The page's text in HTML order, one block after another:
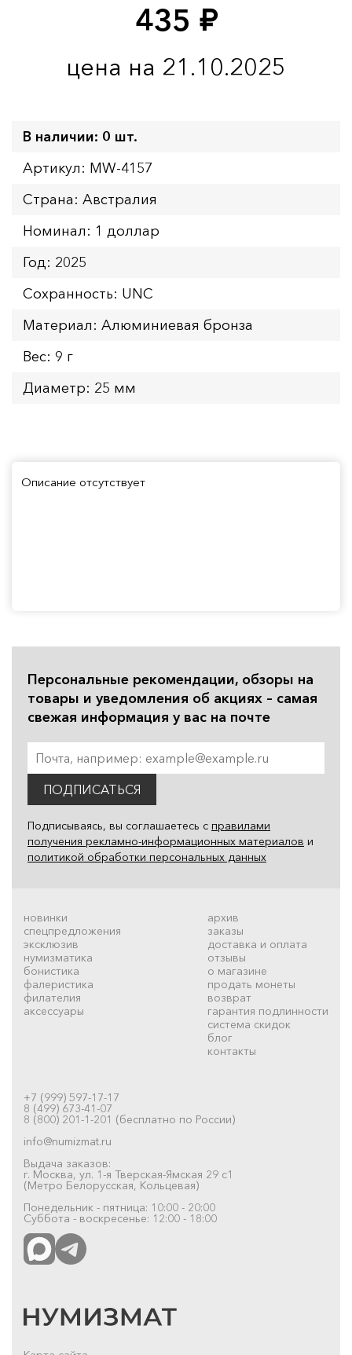
435 руб.
цена на 21.10.2025
В наличии: 0 шт.
Артикул: MW-4157
Страна: Австралия
Номинал: 1 доллар
Год: 2025
Сохранность: UNC
Материал: Алюминиевая бронза
Вес: 9 г
Диаметр: 25 мм
Описание отсутствует
Персональные рекомендации, обзоры на
товары и уведомления об акциях – самая
свежая информация у вас на почте
ПОДПИСАТЬСЯ
Подписываясь, вы соглашаетесь с правилами
получения рекламно-информационных материалов и
политикой обработки персональных данных
новинки
спецпредложения
эксклюзив
нумизматика
бонистика
фалеристика
филателия
аксессуары
архив
заказы
доставка и оплата
отзывы
о магазине
продать монеты
возврат
гарантия подлинности
система скидок
блог
контакты
+7 (999) 597-17-17
8 (499) 673-41-07
8 (800) 201-1-201 (бесплатно по России)
info@numizmat.ru
Выдача заказов:
г. Москва, ул. 1-я Тверская-Ямская 29 с1
(Метро Белорусская, Кольцевая)
Понедельник - пятница: 10:00 - 20:00
Суббота - воскресенье: 12:00 - 18:00